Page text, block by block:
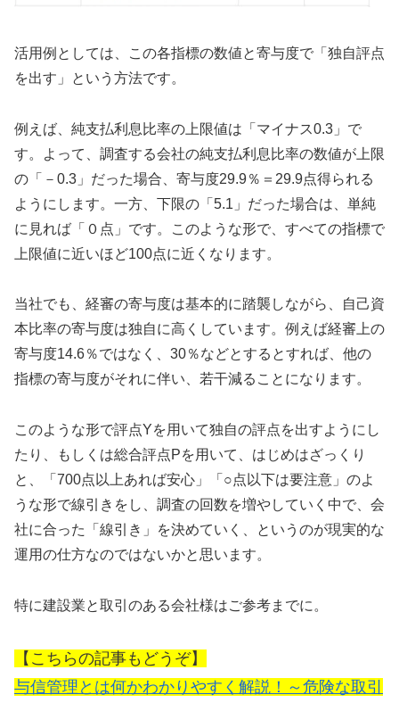
活用例としては、この各指標の数値と寄与度で「独自評点
を出す」という方法です。
例えば、純支払利息比率の上限値は「マイナス0.3」で
す。よって、調査する会社の純支払利息比率の数値が上限
の「－0.3」だった場合、寄与度29.9％＝29.9点得られる
ようにします。一方、下限の「5.1」だった場合は、単純
に見れば「０点」です。このような形で、すべての指標で
上限値に近いほど100点に近くなります。
当社でも、経審の寄与度は基本的に踏襲しながら、自己資
本比率の寄与度は独自に高くしています。例えば経審上の
寄与度14.6％ではなく、30％などとするとすれば、他の
指標の寄与度がそれに伴い、若干減ることになります。
このような形で評点Yを用いて独自の評点を出すようにし
たり、もしくは総合評点Pを用いて、はじめはざっくり
と、「700点以上あれば安心」「○点以下は要注意」のよ
うな形で線引きをし、調査の回数を増やしていく中で、会
社に合った「線引き」を決めていく、というのが現実的な
運用の仕方なのではないかと思います。
特に建設業と取引のある会社様はご参考までに。
【こちらの記事もどうぞ】
与信管理とは何かわかりやすく解説！～危険な取引